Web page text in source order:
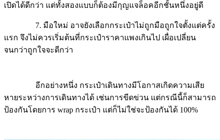
เปิดได้ดีกว่า แต่ทั้งสองแบบก็ต้องมีกุญแจล็อคอีกชั้นหนึ่งอยู่ดี
7. มือใหม่ อาจยังเลือกกระเป๋าไม่ถูกมือถูกใจตั้งแต่ครั้ง
แรก จึงไม่ควรเริ่มต้นที่กระเป๋าราคาแพงเกินไป เผื่อเปลี่ยน
จนกว่าถูกใจจะดีกว่า
อีกอย่างหนึ่ง กระเป๋าเดินทางมีโอกาสเกิดความเสีย
หายระหว่างการเดินทางได้ เช่นการขีดข่วน แต่กรณีนี้ก็สามารถ
ป้องกันโดยการ wrap กระเป๋า แต่ก็ไม่ใช่จะป้องกันได้ 100%